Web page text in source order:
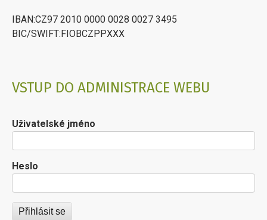
IBAN:CZ97 2010 0000 0028 0027 3495
BIC/SWIFT:FIOBCZPPXXX
VSTUP DO ADMINISTRACE WEBU
Uživatelské jméno
Heslo